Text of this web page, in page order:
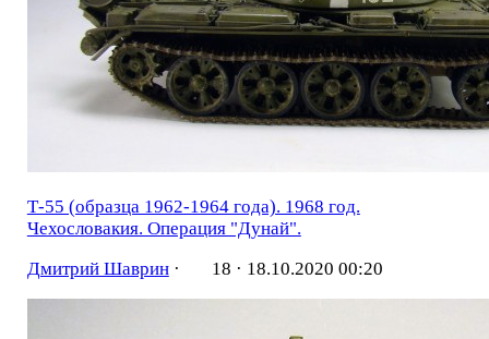
Т-55 (образца 1962-1964 года). 1968 год.
Чехословакия. Операция "Дунай".
Дмитрий Шаврин· 18 · 18.10.2020 00:20